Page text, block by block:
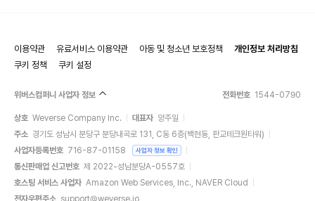
이용약관 유료서비스 이용약관 아동 및 청소년 보호정책
개인정보 처리방침
쿠키 정책
쿠키 설정
위버스컴퍼니 사업자 정보 전화번호 1544-0790
상호 Weverse Company Inc. 대표자 양주일
주소 경기도 성남시 분당구 분당내곡로 131, C동 6층(백현동, 판교테크원타워)
사업자등록번호 716-87-01158 사업자 정보 확인
통신판매업 신고번호 제 2022-성남분당A-0557호
호스팅 서비스 사업자 Amazon Web Services, Inc., NAVER Cloud
전자우편주소 support@weverse.io